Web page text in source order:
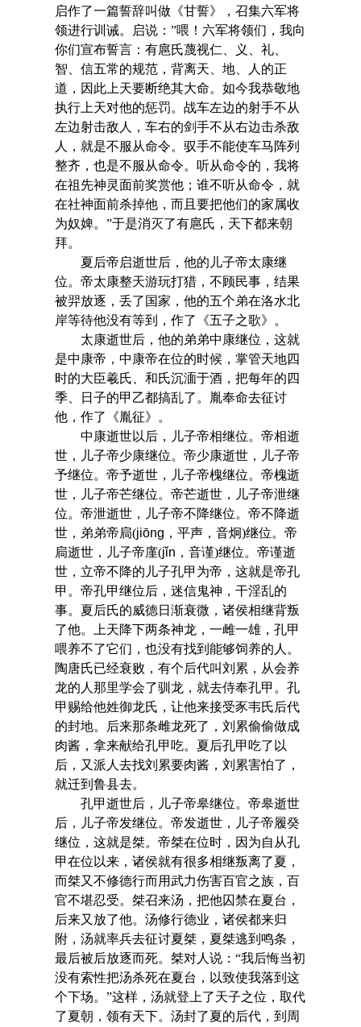
启作了一篇誓辞叫做《甘誓》，召集六军将
领进行训诫。启说：”喂！六军将领们，我向
你们宣布誓言：有扈氏蔑视仁、义、礼、
智、信五常的规范，背离天、地、人的正
道，因此上天要断绝其大命。如今我恭敬地
执行上天对他的惩罚。战车左边的射手不从
左边射击敌人，车右的剑手不从右边击杀敌
人，就是不服从命令。驭手不能使车马阵列
整齐，也是不服从命令。听从命令的，我将
在祖先神灵面前奖赏他；谁不听从命令，就
在社神面前杀掉他，而且要把他们的家属收
为奴婢。”于是消灭了有扈氏，天下都来朝
拜。
夏后帝启逝世后，他的儿子帝太康继
位。帝太康整天游玩打猎，不顾民事，结果
被羿放逐，丢了国家，他的五个弟在洛水北
岸等待他没有等到，作了《五子之歌》。
太康逝世后，他的弟弟中康继位，这就
是中康帝，中康帝在位的时候，掌管天地四
时的大臣羲氏、和氏沉湎于酒，把每年的四
季、日子的甲乙都搞乱了。胤奉命去征讨
他，作了《胤征》。
中康逝世以后，儿子帝相继位。帝相逝
世，儿子帝少康继位。帝少康逝世，儿子帝
予继位。帝予逝世，儿子帝槐继位。帝槐逝
世，儿子帝芒继位。帝芒逝世，儿子帝泄继
位。帝泄逝世，儿子帝不降继位。帝不降逝
世，弟弟帝扃(jiōng ，平声，音炯)继位。帝
扃逝世，儿子帝廑(jǐn ，音谨)继位。帝谨逝
世，立帝不降的儿子孔甲为帝，这就是帝孔
甲。帝孔甲继位后，迷信鬼神，干淫乱的
事。夏后氏的威德日渐衰微，诸侯相继背叛
了他。上天降下两条神龙，一雌一雄，孔甲
喂养不了它们，也没有找到能够饲养的人。
陶唐氏已经衰败，有个后代叫刘累，从会养
龙的人那里学会了驯龙，就去侍奉孔甲。孔
甲赐给他姓御龙氏，让他来接受豕韦氏后代
的封地。后来那条雌龙死了，刘累偷偷做成
肉酱，拿来献给孔甲吃。夏后孔甲吃了以
后，又派人去找刘累要肉酱，刘累害怕了，
就迁到鲁县去。
孔甲逝世后，儿子帝皋继位。帝皋逝世
后，儿子帝发继位。帝发逝世，儿子帝履癸
继位，这就是桀。帝桀在位时，因为自从孔
甲在位以来，诸侯就有很多相继叛离了夏，
而桀又不修德行而用武力伤害百官之族，百
官不堪忍受。桀召来汤，把他囚禁在夏台，
后来又放了他。汤修行德业，诸侯都来归
附，汤就率兵去征讨夏桀，夏桀逃到鸣条，
最后被后放逐而死。桀对人说：“我后悔当初
没有索性把汤杀死在夏台，以致使我落到这
个下场。”这样，汤就登上了天子之位，取代
了夏朝，领有天下。汤封了夏的后代，到周